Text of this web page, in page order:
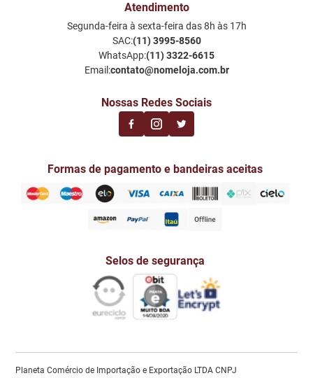
Perguntas Frequentes
Política de Privacidade LGPD
Meus Favoritos
Notificações por email
Atendimento
Segunda-feira à sexta-feira das 8h às 17h
SAC:(11) 3995-8560
WhatsApp:(11) 3322-6615
Email:contato@nomeloja.com.br
Nossas Redes Sociais
Formas de pagamento e bandeiras aceitas
Selos de segurança
Planeta Comércio de Importação e Exportação LTDA CNPJ